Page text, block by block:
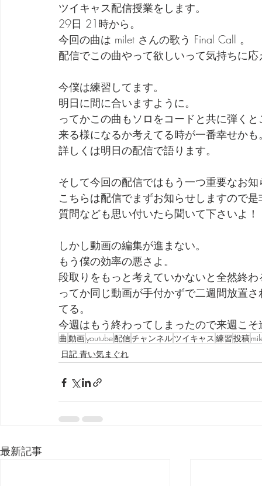
ツイキャス配信授業をします。
29日 21時から。
今回の曲は milet さんの歌う Final Call 。
配信でこの曲やって欲しいって気持ちに
今僕は練習してます。
明日に間に合いますように。
ってかこの曲もソロをコードと共に弾く
来る様になるか考えてる時が一番幸せかも
詳しくは明日の配信で語ります。
そして今回の配信ではもう一つ重要なお
こちらは配信でまずお知らせしますので
質問なども思い付いたら聞いて下さいよ！
しかし動画の編集が進まない。
もう僕の効率の悪さよ。
段取りをもっと考えていかないと全然終
ってか同じ動画が手付かずで二週間放置
てる。
今週はもう終わってしまったので来週こ
曲 動画youtube配信チャンネルツイキャス 練習投稿
日記 青い気まぐれ
最新記事